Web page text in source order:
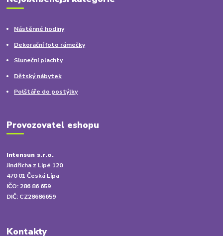
Nástěnné hodiny
Dekorační foto rámečky
Sluneční plachty
Dětský nábytek
Polštáře do postýlky
Provozovatel eshopu
Intensun s.r.o.
Jindřicha z Lipé 120
470 01 Česká Lípa
IČO: 286 86 659
DIČ: CZ28686659
Kontakty